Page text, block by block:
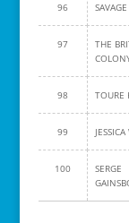
96 SAVAGE
97
THE
98 TOURE
99
100
SERGE